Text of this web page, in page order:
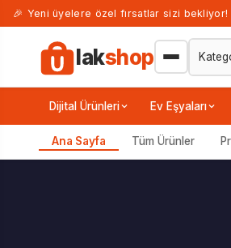
🎉 Yeni üyelere özel fırsatlar sizi
lakshop
Dijital Ürünleri Ev Eşyaları
Ana Sayfa Tüm Ürünler